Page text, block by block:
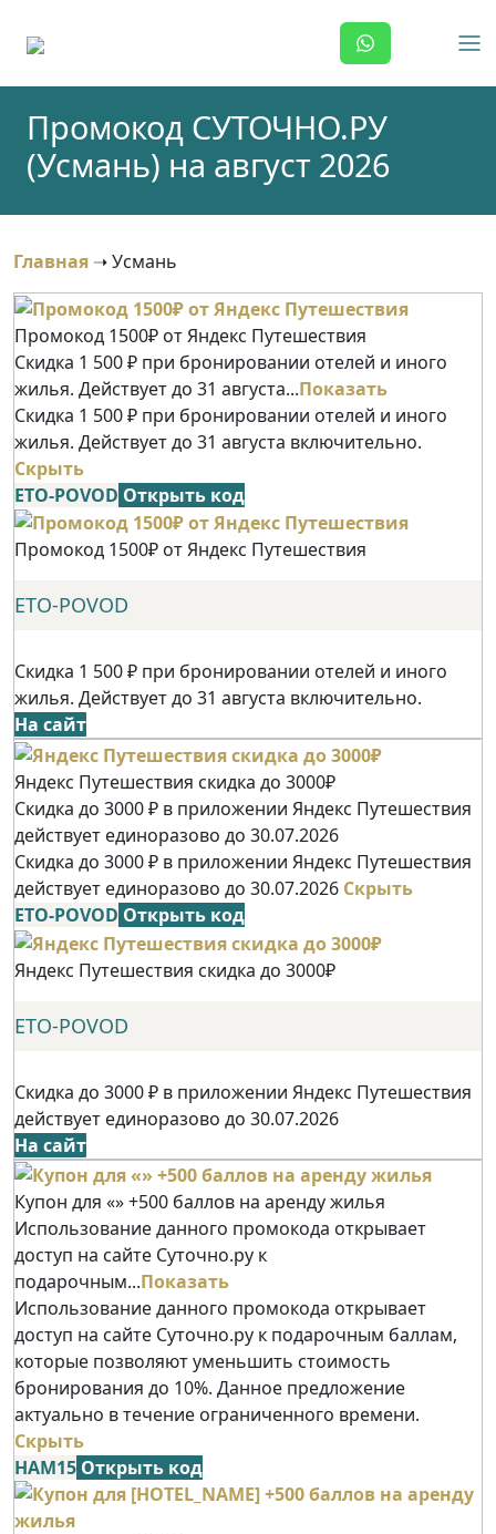
Промокод СУТОЧНО.РУ
(Усмань) на август 2026
Главная ➝Усмань
Промокод 1500₽ от Яндекс Путешествия
Скидка 1 500 ₽ при бронировании отелей и иного
жилья. Действует до 31 августа...Показать
Скидка 1 500 ₽ при бронировании отелей и иного
жилья. Действует до 31 августа включительно.
Скрыть
ETO-POVOD Открыть код
Промокод 1500₽ от Яндекс Путешествия
ETO-POVOD
Скидка 1 500 ₽ при бронировании отелей и иного
жилья. Действует до 31 августа включительно.
На сайт
Яндекс Путешествия скидка до 3000₽
Скидка до 3000 ₽ в приложении Яндекс Путешествия
действует единоразово до 30.07.2026
Скидка до 3000 ₽ в приложении Яндекс Путешествия
действует единоразово до 30.07.2026 Скрыть
ETO-POVOD Открыть код
Яндекс Путешествия скидка до 3000₽
ETO-POVOD
Скидка до 3000 ₽ в приложении Яндекс Путешествия
действует единоразово до 30.07.2026
На сайт
Купон для «» +500 баллов на аренду жилья
Использование данного промокода открывает
доступ на сайте Суточно.ру к
подарочным...Показать
Использование данного промокода открывает
доступ на сайте Суточно.ру к подарочным баллам,
которые позволяют уменьшить стоимость
бронирования до 10%. Данное предложение
актуально в течение ограниченного времени.
Скрыть
НАМ15 Открыть код